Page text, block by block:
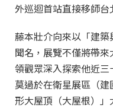
外巡迴首站直接移師台
藤本壯介向來以「建
聞名，展覽不僅將帶
領觀眾深入探索他近三
莫過於在衛星展區（
形大屋頂（大屋根）